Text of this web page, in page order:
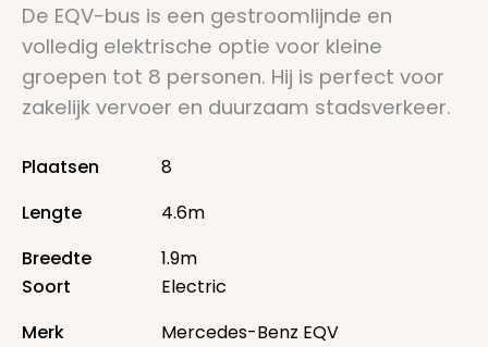
De EQV-bus is een gestroomlijnde en
volledig elektrische optie voor kleine
groepen tot 8 personen. Hij is perfect voor
zakelijk vervoer en duurzaam stadsverkeer.
Plaatsen
8
Lengte
4.6m
Breedte
1.9m
Soort
Electric
Merk
Mercedes-Benz EQV